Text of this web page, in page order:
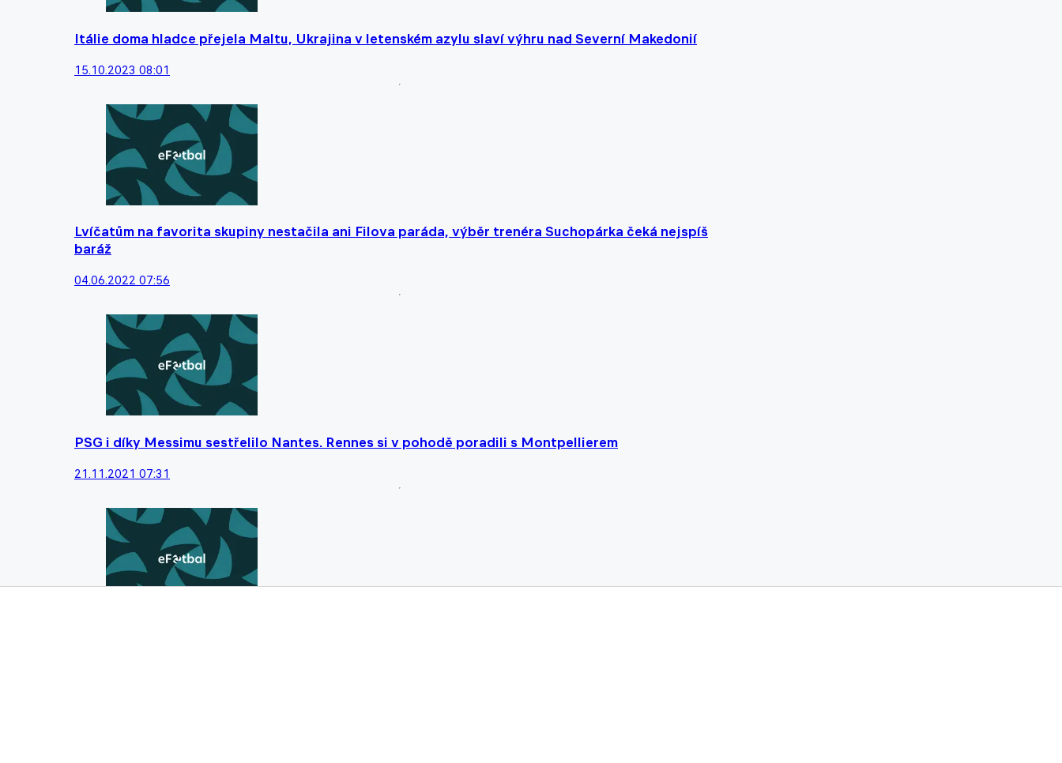
Itálie doma hladce přejela Maltu, Ukrajina v letenském azylu slaví výhru nad Severní Makedonií
15.10.2023 08:01
Lvíčatům na favorita skupiny nestačila ani Filova paráda, výběr trenéra Suchopárka čeká nejspíš
baráž
04.06.2022 07:56
PSG i díky Messimu sestřelilo Nantes. Rennes si v pohodě poradili s Montpellierem
21.11.2021 07:31